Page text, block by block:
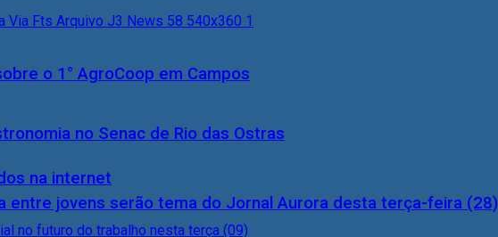
o 1° AgroCoop em Campos
na internet
no Senac de Rio das Ostras
entre jovens serão tema do Jornal Aurora desta terça-feira (28)